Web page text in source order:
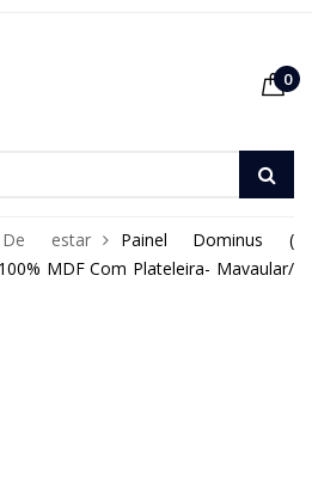
0
estar
Painel Dominus (
MDF Com Plateleira- Mavaular/